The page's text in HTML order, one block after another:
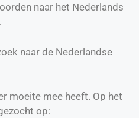
naar het Nederlands
naar de Nederlandse
moeite mee heeft. Op het
op: